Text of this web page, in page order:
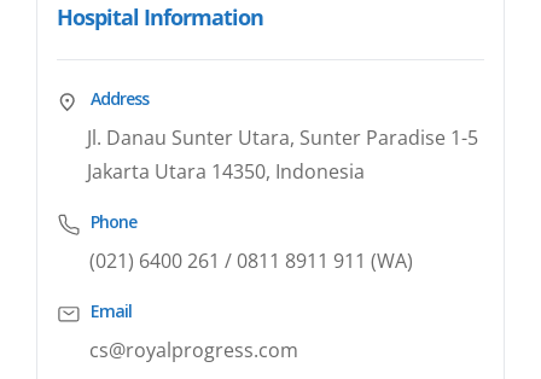
Hospital Information
Address
Jl. Danau Sunter Utara, Sunter Paradise 1-5
Jakarta Utara 14350, Indonesia
Phone
(021) 6400 261 / 0811 8911 911 (WA)
Email
cs@royalprogress.com